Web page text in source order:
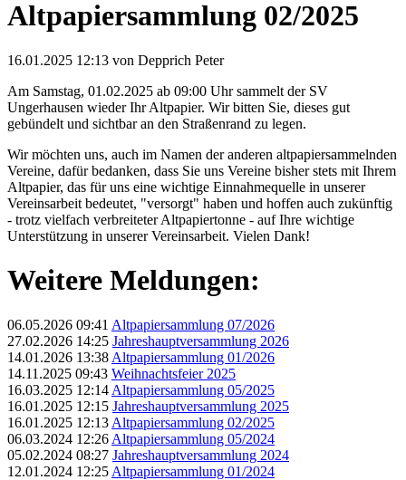
Altpapiersammlung 02/2025
16.01.2025 12:13 von Depprich Peter
Am Samstag, 01.02.2025 ab 09:00 Uhr sammelt der SV
Ungerhausen wieder Ihr Altpapier. Wir bitten Sie, dieses gut
gebündelt und sichtbar an den Straßenrand zu legen.
Wir möchten uns, auch im Namen der anderen altpapiersammelnden
Vereine, dafür bedanken, dass Sie uns Vereine bisher stets mit Ihrem
Altpapier, das für uns eine wichtige Einnahmequelle in unserer
Vereinsarbeit bedeutet, "versorgt" haben und hoffen auch zukünftig
- trotz vielfach verbreiteter Altpapiertonne - auf Ihre wichtige
Unterstützung in unserer Vereinsarbeit. Vielen Dank!
Weitere Meldungen:
06.05.2026 09:41 Altpapiersammlung 07/2026
27.02.2026 14:25 Jahreshauptversammlung 2026
14.01.2026 13:38 Altpapiersammlung 01/2026
14.11.2025 09:43 Weihnachtsfeier 2025
16.03.2025 12:14 Altpapiersammlung 05/2025
16.01.2025 12:15 Jahreshauptversammlung 2025
16.01.2025 12:13 Altpapiersammlung 02/2025
06.03.2024 12:26 Altpapiersammlung 05/2024
05.02.2024 08:27 Jahreshauptversammlung 2024
12.01.2024 12:25 Altpapiersammlung 01/2024